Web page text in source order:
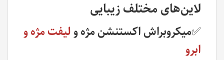
لاین‌های مختلف زیبایی
✅میکروبراش اکستنشن مژه ولیفت مژه و
ابرو